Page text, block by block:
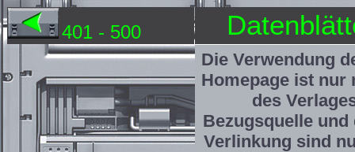
401 - 500
Die Verwendung
Homepage ist nur
des
Bezugsquelle
Verlinkung sind